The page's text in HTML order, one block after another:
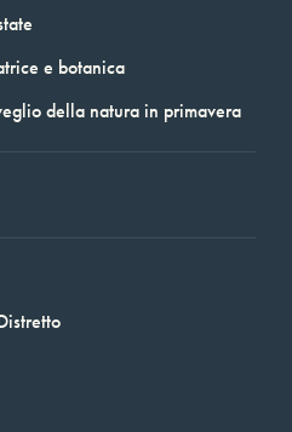
e botanica
della natura in primavera